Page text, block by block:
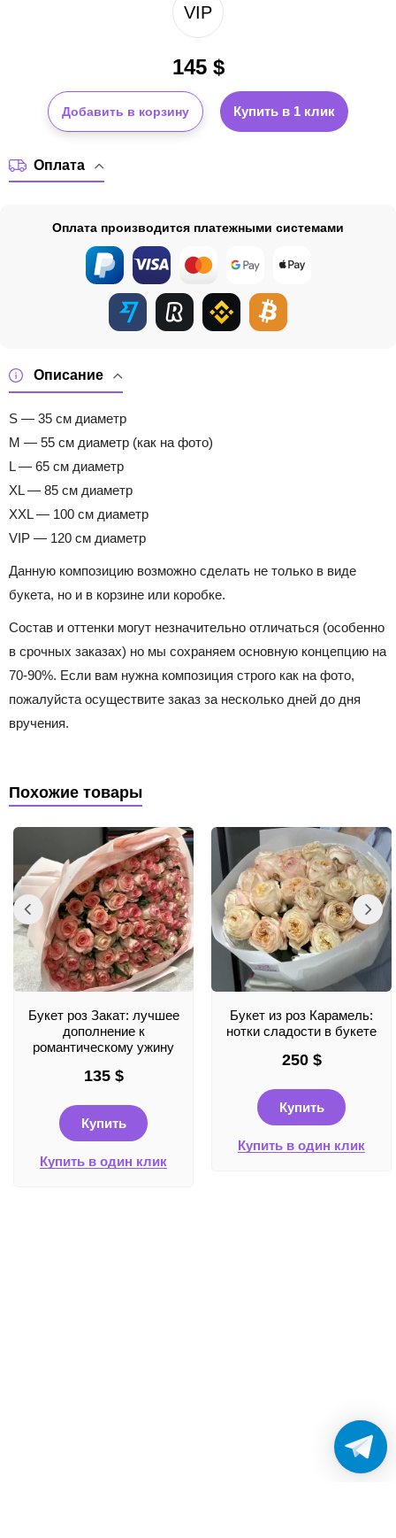
VIP
145$
Добавить в корзину Купить в 1 клик
Описание
S — 35 см диаметр
M — 55 см диаметр (как на фото)
L — 65 см диаметр
XL — 85 см диаметр
XXL — 100 см диаметр
VIP — 120 см диаметр
Данную композицию возможно сделать не только в виде
букета, но и в корзине или коробке.
Состав и оттенки могут незначительно отличаться (особенно
в срочных заказах) но мы сохраняем основную концепцию на
70-90%. Если вам нужна композиция строго как на фото,
пожалуйста осуществите заказ за несколько дней до дня
вручения.
Оплата
Оплата производится платежными системами
Похожие товары
Букет роз Закат: лучшее
дополнение к
романтическому ужину
135 $
Купить
Купить в один клик
Букет из роз Карамель:
нотки сладости в букете
250 $
Купить
Купить в один клик